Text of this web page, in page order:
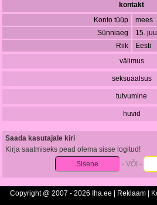
kontakt
Konto tüüp
mees
Sünniaeg
15.
Riik
Eesti
välimus
seksuaalsus
tutvumine
huvid
Saada kasutajale kiri
Kirja saatmiseks pead olema sisse logitud!
Sisene
- VÕI -
Copyright @ 2007 - 2026 Iha.ee | Reklaam